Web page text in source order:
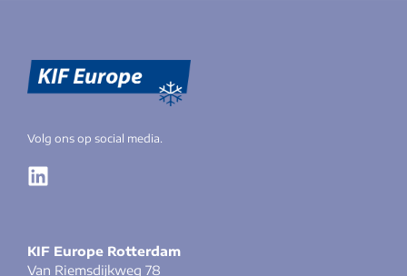
Volg ons op social media.
KIF Europe Rotterdam
Van Riemsdijkweg 78